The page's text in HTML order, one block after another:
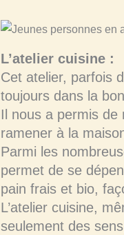
L’atelier cuisine :
Cet atelier, parfois
toujours dans la
Il nous a permis de
ramener à la
Parmi les
permet de se
pain frais et bio,
L’atelier cuisine,
seulement des